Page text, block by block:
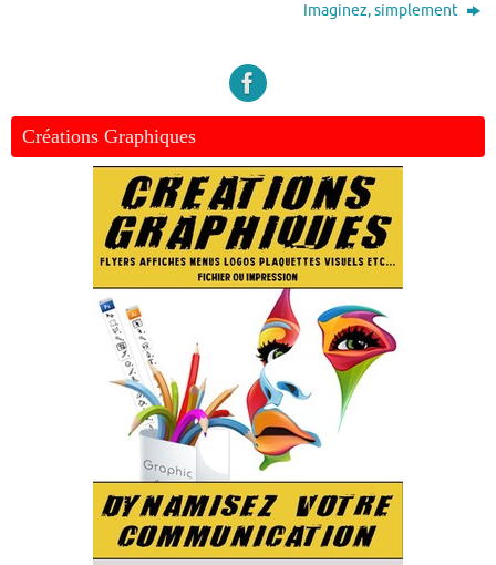
Imaginez, simplement
Créations Graphiques